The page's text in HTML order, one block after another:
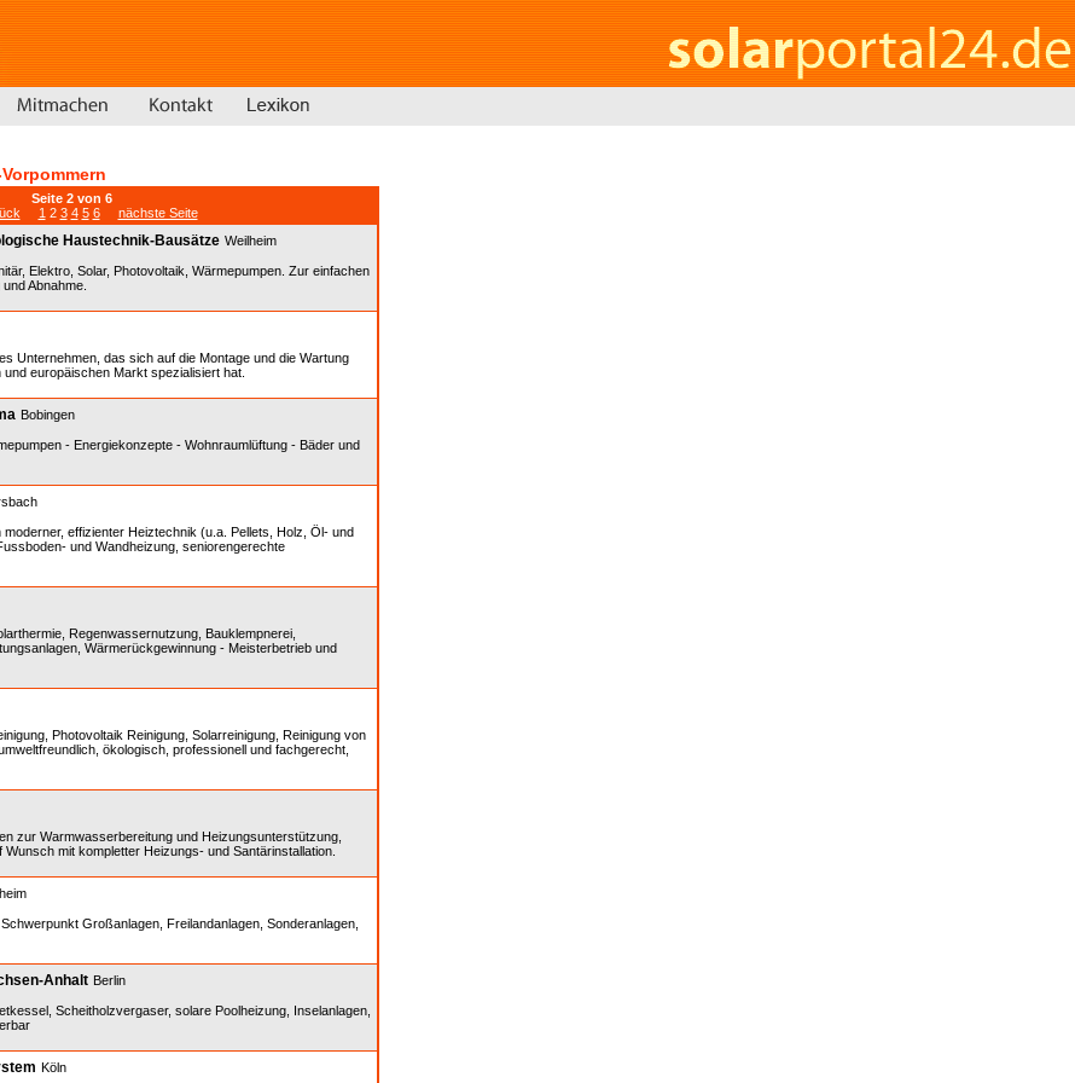
Seite 2 von 6
1 2 3 4 5 6 nächste Seite
Haustechnik-Bausätze Weilheim
Elektro, Solar, Photovoltaik, Wärmepumpen. Zur einfachen
Abnahme.
Unternehmen, das sich auf die Montage und die Wartung
europäischen Markt spezialisiert hat.
Bobingen
- Energiekonzepte - Wohnraumlüftung - Bäder und
effizienter Heiztechnik (u.a. Pellets, Holz, Öl- und
und Wandheizung, seniorengerechte
Regenwassernutzung, Bauklempnerei,
Wärmerückgewinnung - Meisterbetrieb und
Photovoltaik Reinigung, Solarreinigung, Reinigung von
ökologisch, professionell und fachgerecht,
zur Warmwasserbereitung und Heizungsunterstützung,
mit kompletter Heizungs- und Santärinstallation.
Großanlagen, Freilandanlagen, Sonderanlagen,
Anhalt Berlin
Scheitholzvergaser, solare Poolheizung, Inselanlagen,
Köln